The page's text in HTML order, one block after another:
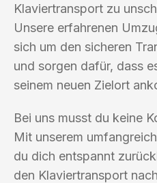
Klaviertransport zu
Unsere erfahrenen
sich um den sicheren
und sorgen dafür, dass
seinem neuen Zielort
Bei uns musst du keine
Mit unserem
du dich entspannt
den Klaviertransport